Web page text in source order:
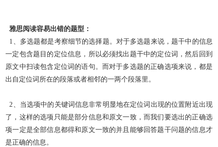
雅思阅读容易出错的题型：
1、多选题都是考察细节的选择题。对于多选题来说，题干中的信息
一定包含题目的定位信息，所以必须找出题干中的定位词，然后回到
原文中扫读包含定位词的语句。而对于多选题的正确选项来说，都是
出自定位词所在的段落或者相邻的一两个段落里。
2、当选项中的关键词信息非常明显地在定位词出现的位置附近出现
了，这样的选项只能是部分信息和原文一致，而我们要选出的正确选
项一定是全部信息都得和原文一致的并且 能够回答题干问题的信息才
是正确的信息。